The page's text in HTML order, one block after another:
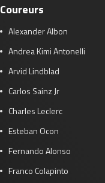
Coureurs
Alexander Albon
Andrea Kimi Antonelli
Arvid Lindblad
Carlos Sainz Jr
Charles Leclerc
Esteban Ocon
Fernando Alonso
Franco Colapinto